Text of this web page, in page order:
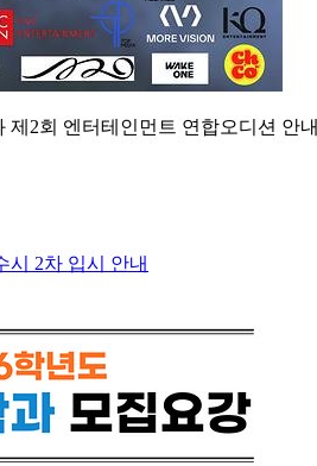
2회 엔터테인먼트 연합오디션 안내
2차 입시 안내